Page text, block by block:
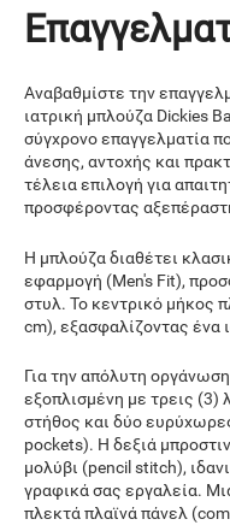
Αναβαθμίστε την
ιατρική μπλούζα Dickies
σύγχρονο επαγγελματία
άνεσης, αντοχής και
τέλεια επιλογή για
προσφέροντας
Η μπλούζα διαθέτει
εφαρμογή (Men's Fit),
στυλ. Το κεντρικό μήκος
cm), εξασφαλίζοντας ένα
Για την απόλυτη
εξοπλισμένη με τρεις (3)
στήθος και δύο
pockets). Η δεξιά
μολύβι (pencil stitch),
γραφικά σας εργαλεία.
πλεκτά πλαϊνά πάνελ